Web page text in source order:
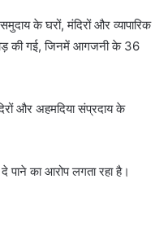
के घरों, मंदिरों और व्यापारिक
की गई, जिनमें आगजनी के 36
और अहमदिया संप्रदाय के
पाने का आरोप लगता रहा है।
किया चंद्रमा का नया